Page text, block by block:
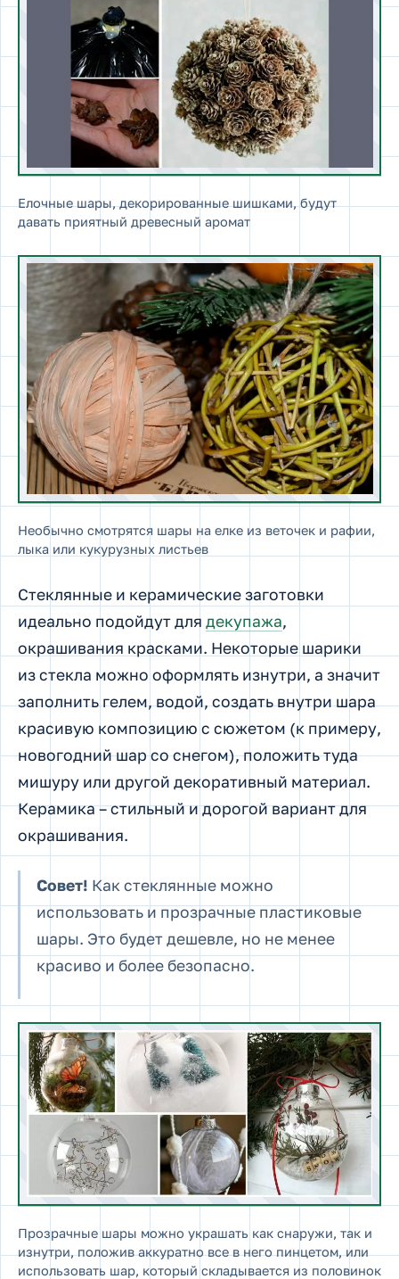
Елочные шары, декорированные шишками, будут
давать приятный древесный аромат
Необычно смотрятся шары на елке из веточек и рафии,
лыка или кукурузных листьев
Стеклянные и керамические заготовки
идеально подойдут для декупажа,
окрашивания красками. Некоторые шарики
из стекла можно оформлять изнутри, а значит
заполнить гелем, водой, создать внутри шара
красивую композицию с сюжетом (к примеру,
новогодний шар со снегом), положить туда
мишуру или другой декоративный материал.
Керамика – стильный и дорогой вариант для
окрашивания.
Совет! Как стеклянные можно
использовать и прозрачные пластиковые
шары. Это будет дешевле, но не менее
красиво и более безопасно.
Прозрачные шары можно украшать как снаружи, так и
изнутри, положив аккуратно все в него пинцетом, или
использовать шар, который складывается из половинок